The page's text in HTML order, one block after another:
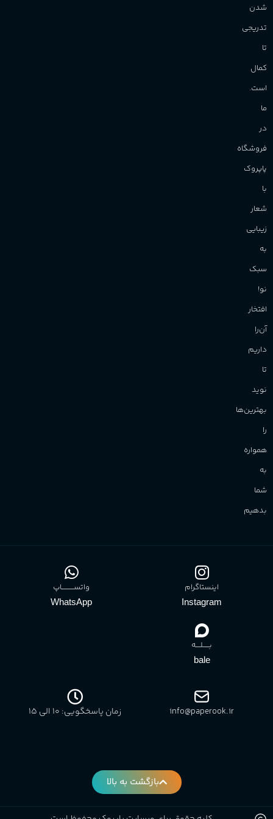
شدن
تدریجی
تا
کمال
است.
ما
در
فروشگاه
پاپروک
با
شعار
زیبایی
به
سبک
نو!
افتخار
آن‌را
داریم
تا
نوید
بهترین‌ها
را
همواره
به
شما
بدهیم
اینستاگرام
Instagram
واتســــــــــاپ
WhatsApp
بـــــلــــه
bale
info@paperook.ir زمان پاسخگویی: 10 الی ۱5
بازگشت به بالا